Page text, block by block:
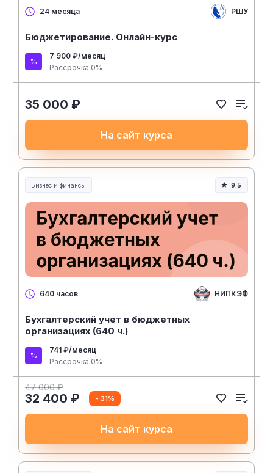
24 месяца РШУ
Бюджетирование. Онлайн-курс
7 900 ₽/месяц
Рассрочка 0%
35 000 ₽
На сайт курса
Бизнес и финансы 9.5
640 часов НИПКЭФ
Бухгалтерский учет в бюджетных
организациях (640 ч.)
741 ₽/месяц
Рассрочка 0%
47 000 ₽
32 400 ₽ - 31%
На сайт курса